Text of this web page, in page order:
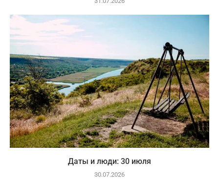
Даты и люди: 30 июля
30.07.2026